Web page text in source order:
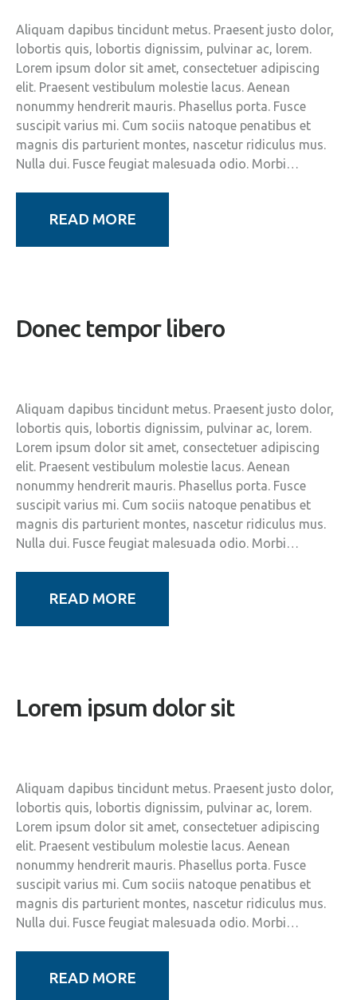
Aliquam dapibus tincidunt metus. Praesent justo dolor,
lobortis quis, lobortis dignissim, pulvinar ac, lorem.
Lorem ipsum dolor sit amet, consectetuer adipiscing
elit. Praesent vestibulum molestie lacus. Aenean
nonummy hendrerit mauris. Phasellus porta. Fusce
suscipit varius mi. Cum sociis natoque penatibus et
magnis dis parturient montes, nascetur ridiculus mus.
Nulla dui. Fusce feugiat malesuada odio. Morbi…
READ MORE
Donec tempor libero
Aliquam dapibus tincidunt metus. Praesent justo dolor,
lobortis quis, lobortis dignissim, pulvinar ac, lorem.
Lorem ipsum dolor sit amet, consectetuer adipiscing
elit. Praesent vestibulum molestie lacus. Aenean
nonummy hendrerit mauris. Phasellus porta. Fusce
suscipit varius mi. Cum sociis natoque penatibus et
magnis dis parturient montes, nascetur ridiculus mus.
Nulla dui. Fusce feugiat malesuada odio. Morbi…
READ MORE
Lorem ipsum dolor sit
Aliquam dapibus tincidunt metus. Praesent justo dolor,
lobortis quis, lobortis dignissim, pulvinar ac, lorem.
Lorem ipsum dolor sit amet, consectetuer adipiscing
elit. Praesent vestibulum molestie lacus. Aenean
nonummy hendrerit mauris. Phasellus porta. Fusce
suscipit varius mi. Cum sociis natoque penatibus et
magnis dis parturient montes, nascetur ridiculus mus.
Nulla dui. Fusce feugiat malesuada odio. Morbi…
READ MORE